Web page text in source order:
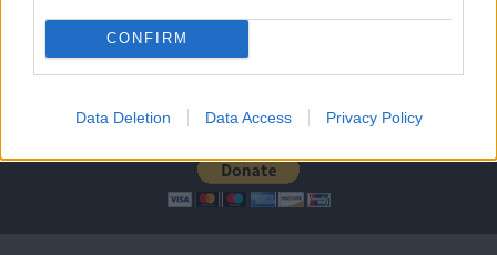
CONFIRM
Data Deletion Data Access Privacy Policy
Támogatás
Támogasd adományoddal